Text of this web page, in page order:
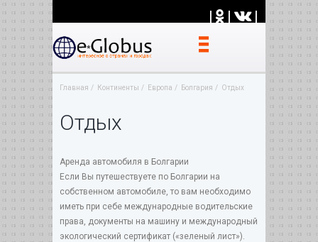
| | |
Главная Континенты Европа Болгария Отдых
Отдых
Аренда автомобиля в Болгарии
Если Вы путешествуете по Болгарии на
собственном автомобиле, то вам необходимо
иметь при себе международные водительские
права, документы на машину и международный
экологический сертификат («зеленый лист»).